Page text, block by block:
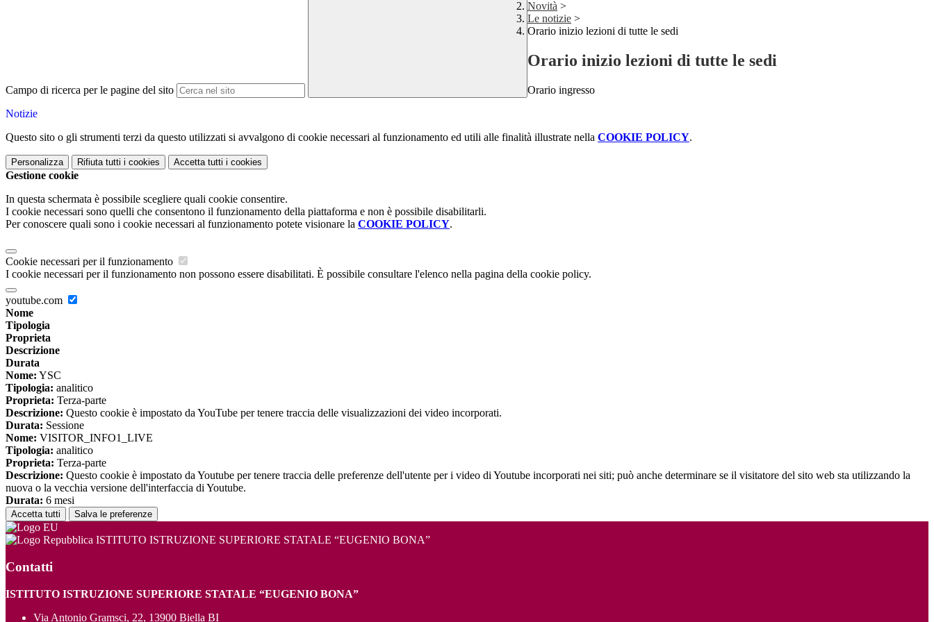
Campo di ricerca per le pagine del sito
Novità >
Le notizie >
Orario inizio lezioni di tutte le sedi
Orario inizio lezioni di tutte le sedi
Orario ingresso
Notizie
Questo sito o gli strumenti terzi da questo utilizzati si avvalgono di cookie necessari al funzionamento ed utili alle finalità illustrate nella COOKIE POLICY.
Personalizza Rifiuta tutti i cookies Accetta tutti i cookies
Gestione cookie
In questa schermata è possibile scegliere quali cookie consentire.
I cookie necessari sono quelli che consentono il funzionamento della piattaforma e non è possibile disabilitarli.
Per conoscere quali sono i cookie necessari al funzionamento potete visionare la COOKIE POLICY.
Cookie necessari per il funzionamento
I cookie necessari per il funzionamento non possono essere disabilitati. È possibile consultare l'elenco nella pagina della cookie policy.
youtube.com
Nome
Tipologia
Proprieta
Descrizione
Durata
Nome: YSC
Tipologia: analitico
Proprieta: Terza-parte
Descrizione: Questo cookie è impostato da YouTube per tenere traccia delle visualizzazioni dei video incorporati.
Durata: Sessione
Nome: VISITOR_INFO1_LIVE
Tipologia: analitico
Proprieta: Terza-parte
Descrizione: Questo cookie è impostato da Youtube per tenere traccia delle preferenze dell'utente per i video di Youtube incorporati nei siti; può anche determinare se il visitatore del sito web sta utilizzando la
nuova o la vecchia versione dell'interfaccia di Youtube.
Durata: 6 mesi
Accetta tutti Salva le preferenze
ISTITUTO ISTRUZIONE SUPERIORE STATALE “EUGENIO BONA”
Contatti
ISTITUTO ISTRUZIONE SUPERIORE STATALE “EUGENIO BONA”
Via Antonio Gramsci, 22, 13900 Biella BI